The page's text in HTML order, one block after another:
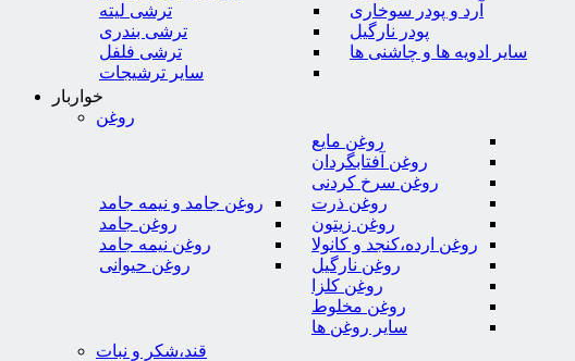
آرد و پودر سوخاری
پودر نارگیل
سایر ادویه ها و چاشنی ها
ترشی لیته
ترشی بندری
ترشی فلفل
سایر ترشیجات
خواربار
روغن
روغن مایع
روغن آفتابگردان
روغن سرخ کردنی
روغن ذرت
روغن زیتون
روغن ارده،کنجد و کانولا
روغن نارگیل
روغن کلزا
روغن مخلوط
سایر روغن ها
روغن جامد و نیمه جامد
روغن جامد
روغن نیمه جامد
روغن حیوانی
قند،شکر و نبات